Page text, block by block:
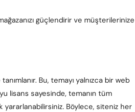
güçlendirir ve müşterilerinize
Bu, temayı yalnızca bir web
lisans sayesinde, temanın tüm
Böylece, siteniz her